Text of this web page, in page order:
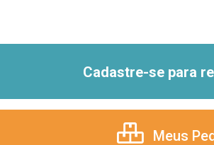
Cadastre-se para
Meus